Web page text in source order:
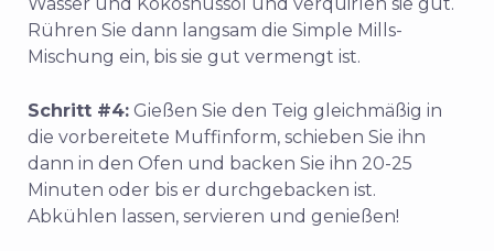
Rühren Sie dann langsam die Simple Mills-
Mischung ein, bis sie gut vermengt ist.
Schritt #4: Gießen Sie den Teig gleichmäßig in
die vorbereitete Muffinform, schieben Sie ihn
dann in den Ofen und backen Sie ihn 20-25
Minuten oder bis er durchgebacken ist.
Abkühlen lassen, servieren und genießen!